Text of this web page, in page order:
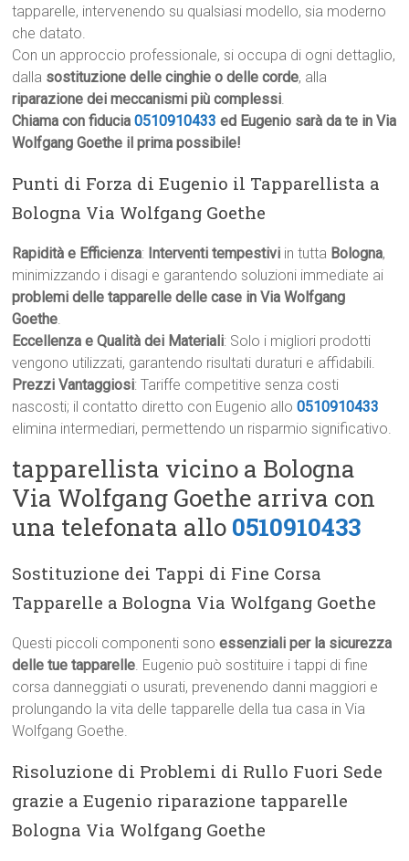
tapparelle, intervenendo su qualsiasi modello, sia moderno
che datato.
Con un approccio professionale, si occupa di ogni dettaglio,
dalla sostituzione delle cinghie o delle corde, alla
riparazione dei meccanismi più complessi.
Chiama con fiducia0510910433 ed Eugenio sarà da te in Via
Wolfgang Goethe il prima possibile!
Punti di Forza di Eugenio il Tapparellista a
Bologna Via Wolfgang Goethe
Rapidità e Efficienza: Interventi tempestivi in tutta Bologna,
minimizzando i disagi e garantendo soluzioni immediate ai
problemi delle tapparelle delle case in Via Wolfgang
Goethe.
Eccellenza e Qualità dei Materiali: Solo i migliori prodotti
vengono utilizzati, garantendo risultati duraturi e affidabili.
Prezzi Vantaggiosi: Tariffe competitive senza costi
nascosti; il contatto diretto con Eugenio allo0510910433
elimina intermediari, permettendo un risparmio significativo.
tapparellista vicino a Bologna
Via Wolfgang Goethe arriva con
una telefonata allo 0510910433
Sostituzione dei Tappi di Fine Corsa
Tapparelle a Bologna Via Wolfgang Goethe
Questi piccoli componenti sonoessenziali per la sicurezza
delle tue tapparelle. Eugenio può sostituire i tappi di fine
corsa danneggiati o usurati, prevenendo danni maggiori e
prolungando la vita delle tapparelle della tua casa in Via
Wolfgang Goethe.
Risoluzione di Problemi di Rullo Fuori Sede
grazie a Eugenio riparazione tapparelle
Bologna Via Wolfgang Goethe